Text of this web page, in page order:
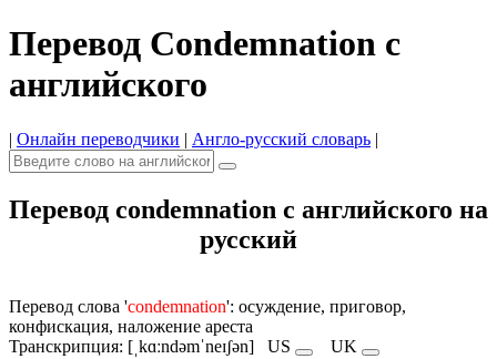
Перевод Condemnation с
английского
| Онлайн переводчики | Англо-русский словарь |
Перевод condemnation с английского на
русский
Перевод слова 'condemnation': осуждение, приговор,
конфискация, наложение ареста
Транскрипция: [ˌkɑːndəmˈneɪʃən] US UK